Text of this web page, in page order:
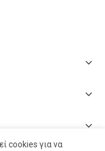
cookies για να